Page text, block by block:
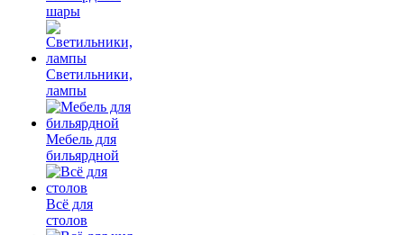
шары
Светильники,
лампы
Мебель для
бильярдной
Всё для
столов